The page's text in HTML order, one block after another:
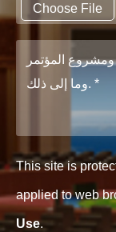
Choose File
This site is
applied to web
Use.